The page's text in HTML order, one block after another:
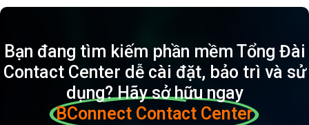
Bạn đang tìm kiếm phần mềm Tổng Đài
Contact Center dễ cài đặt, bảo trì và sử
dụng? Hãy sở hữu ngay
BConnect Contact Center